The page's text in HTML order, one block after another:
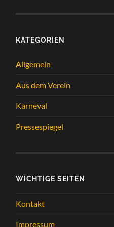
KATEGORIEN
Allgemein
Aus dem Verein
Karneval
Pressespiegel
WICHTIGE SEITEN
Kontakt
Impressum